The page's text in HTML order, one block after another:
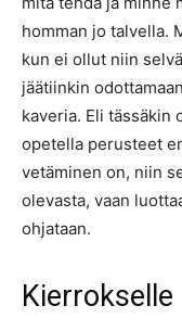
homman jo talvella.
kun ei ollut niin
jäätiinkin
kaveria. Eli tässäkin
opetella perusteet
vetäminen on, niin
olevasta, vaan
ohjataan.